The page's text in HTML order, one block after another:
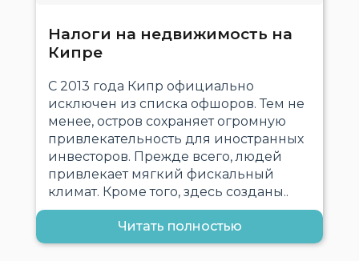
Налоги на недвижимость на
Кипре
С 2013 года Кипр официально
исключен из списка офшоров. Тем не
менее, остров сохраняет огромную
привлекательность для иностранных
инвесторов. Прежде всего, людей
привлекает мягкий фискальный
климат. Кроме того, здесь созданы..
Читать полностью